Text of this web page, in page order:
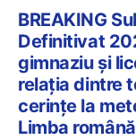
BREAKING
Definitivat
gimnaziu și
relația dintre
cerințe la
Limba română